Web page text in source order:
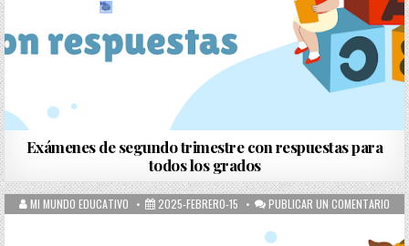
Exámenes de segundo trimestre con respuestas para
todos los grados
MI MUNDO EDUCATIVO 2025-FEBRERO-15 PUBLICAR UN COMENTARIO